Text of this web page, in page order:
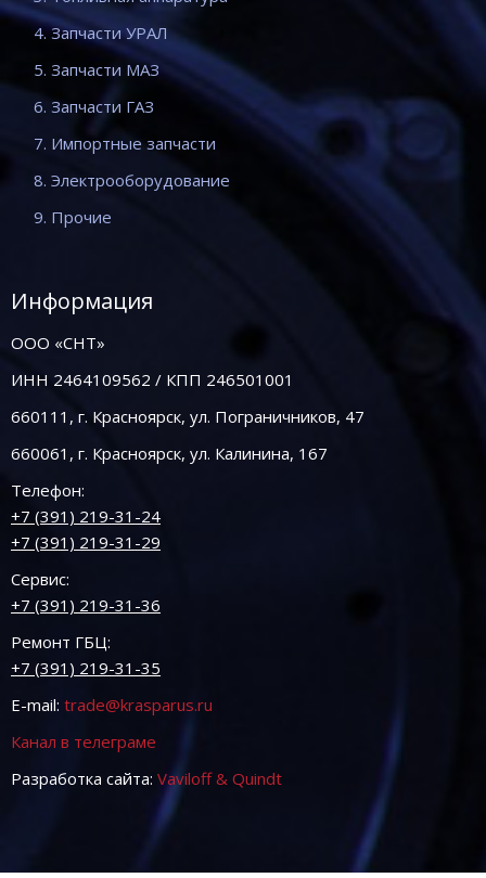
4. Запчасти УРАЛ
5. Запчасти МАЗ
6. Запчасти ГАЗ
7. Импортные запчасти
8. Электрооборудование
9. Прочие
Информация
ООО «СНТ»
ИНН 2464109562 / КПП 246501001
660111, г. Красноярск, ул. Пограничников, 47
660061, г. Красноярск, ул. Калинина, 167
Телефон:
+7 (391) 219-31-24
+7 (391) 219-31-29
Сервис:
+7 (391) 219-31-36
Ремонт ГБЦ:
+7 (391) 219-31-35
E-mail: trade@krasparus.ru
Канал в телеграме
Разработка сайта: Vaviloff & Quindt